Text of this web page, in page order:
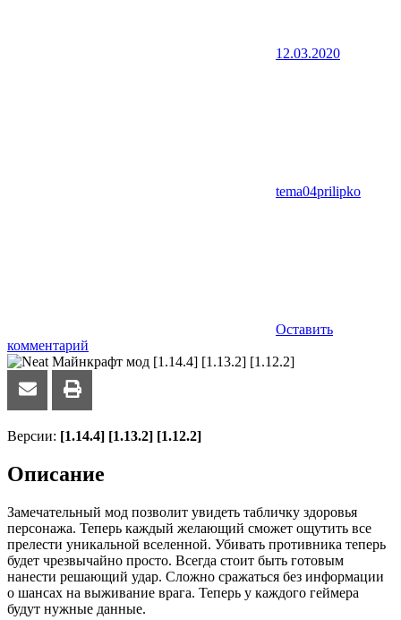
12.03.2020
tema04prilipko
Оставить
комментарий
Версии: [1.14.4] [1.13.2] [1.12.2]
Описание
Замечательный мод позволит увидеть табличку здоровья
персонажа. Теперь каждый желающий сможет ощутить все
прелести уникальной вселенной. Убивать противника теперь
будет чрезвычайно просто. Всегда стоит быть готовым
нанести решающий удар. Сложно сражаться без информации
о шансах на выживание врага. Теперь у каждого геймера
будут нужные данные.